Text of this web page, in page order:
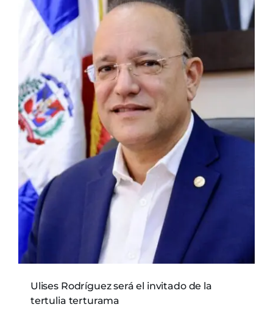
Ulises Rodríguez será el invitado de la
tertulia terturama